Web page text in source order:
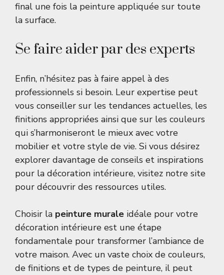
final une fois la peinture appliquée sur toute
la surface.
Se faire aider par des experts
Enfin, n’hésitez pas à faire appel à des
professionnels si besoin. Leur expertise peut
vous conseiller sur les tendances actuelles, les
finitions appropriées ainsi que sur les couleurs
qui s’harmoniseront le mieux avec votre
mobilier et votre style de vie. Si vous désirez
explorer davantage de conseils et inspirations
pour la décoration intérieure, visitez notre site
pour découvrir des ressources utiles.
Choisir la peinture murale idéale pour votre
décoration intérieure est une étape
fondamentale pour transformer l’ambiance de
votre maison. Avec un vaste choix de couleurs,
de finitions et de types de peinture, il peut